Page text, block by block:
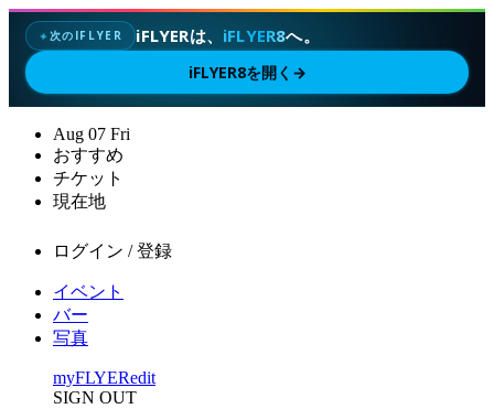
✦次のIFLYER iFLYERは、 iFLYER8へ。
iFLYER8を開く →
Aug 07 Fri
おすすめ
チケット
現在地
ログイン / 登録
イベント
バー
写真
myFLYERedit
SIGN OUT